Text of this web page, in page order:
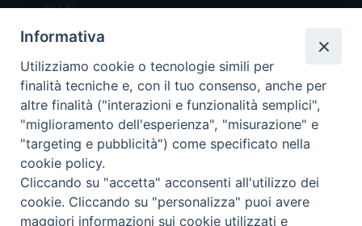
Chi Siamo
Redazione
Scrivici
Copyright © 2019 - Tutti i diritti riservati - Vita
Trentina Editrice
Informativa
Utilizziamo cookie o tecnologie simili per
finalità tecniche e, con il tuo consenso, anche per
altre finalità ("interazioni e funzionalità semplici",
"miglioramento dell'esperienza", "misurazione" e
"targeting e pubblicità") come specificato nella
cookie policy.
Cliccando su "accetta" acconsenti all'utilizzo dei
cookie. Cliccando su "personalizza" puoi avere
maggiori informazioni sui cookie utilizzati e